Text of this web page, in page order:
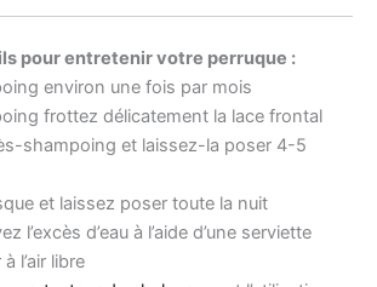
pour entretenir votre perruque :
environ une fois par mois
frottez délicatement la lace frontal
shampoing et laissez-la poser 4-5
et laissez poser toute la nuit
l’excès d’eau à l’aide d’une serviette
l’air libre